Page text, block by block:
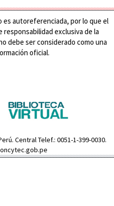
autoreferenciada, por lo que el
exclusiva de la
debe ser considerado como una
oficial.
Central Telef.: 0051-1-399-0030.